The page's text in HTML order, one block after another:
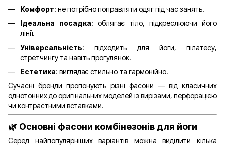
Комфорт: не потрібно поправляти одяг під час занять.
Ідеальна посадка: облягає тіло, підкреслюючи його
лінії.
Універсальність: підходить для йоги, пілатесу,
стретчингу та навіть прогулянок.
Естетика: виглядає стильно та гармонійно.
Сучасні бренди пропонують різні фасони — від класичних
однотонних до оригінальних моделей із вирізами, перфорацією
чи контрастними вставками.
🌿 Основні фасони комбінезонів для йоги
Серед найпопулярніших варіантів можна виділити кілька